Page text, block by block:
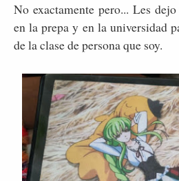
No exactamente pero... Les
en la prepa y en la universidad
de la clase de persona que soy.